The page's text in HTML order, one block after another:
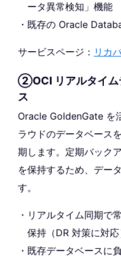
ータ異常検知」機能
既存の Oracle
サービスページ： リカ
②OCI リアルタイム
ス
Oracle GoldenGate を
ラウドのデータベース
期します。定期バック
を保持するため、デー
す。
リアルタイム同期で
保持（DR 対策に対応
既存データベースに